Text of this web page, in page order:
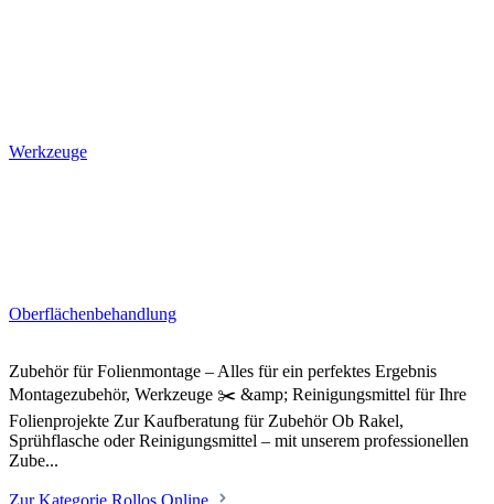
Werkzeuge
Oberflächenbehandlung
Zubehör für Folienmontage – Alles für ein perfektes Ergebnis
Montagezubehör, Werkzeuge ✂️ &amp; Reinigungsmittel für Ihre
Folienprojekte Zur Kaufberatung für Zubehör Ob Rakel,
Sprühflasche oder Reinigungsmittel – mit unserem professionellen
Zube...
Zur Kategorie Rollos Online